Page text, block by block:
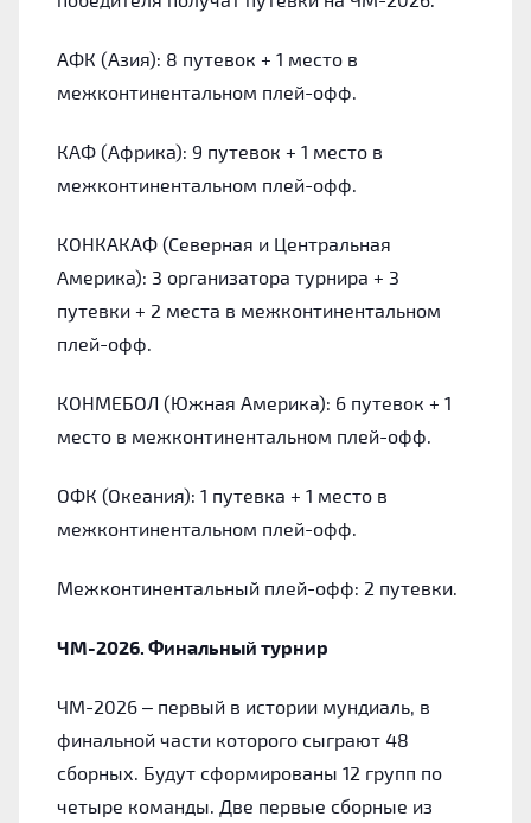
АФК (Азия): 8 путевок + 1 место в
межконтинентальном плей-офф.
КАФ (Африка): 9 путевок + 1 место в
межконтинентальном плей-офф.
КОНКАКАФ (Северная и Центральная
Америка): 3 организатора турнира + 3
путевки + 2 места в межконтинентальном
плей-офф.
КОНМЕБОЛ (Южная Америка): 6 путевок + 1
место в межконтинентальном плей-офф.
ОФК (Океания): 1 путевка + 1 место в
межконтинентальном плей-офф.
Межконтинентальный плей-офф: 2 путевки.
ЧМ-2026. Финальный турнир
ЧМ-2026 – первый в истории мундиаль, в
финальной части которого сыграют 48
сборных. Будут сформированы 12 групп по
четыре команды. Две первые сборные из